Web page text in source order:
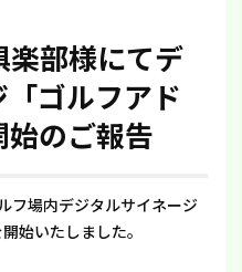
楽部様にてデ
ゴルフアド
のご報告
フ場内デジタルサイネージ
始いたしました。